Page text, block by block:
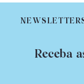
Receba